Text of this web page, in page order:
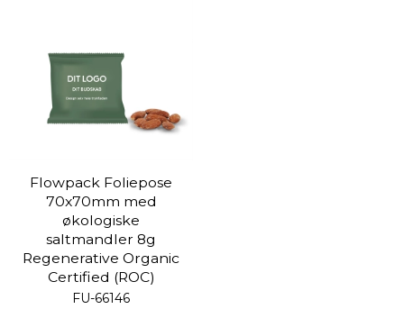
Flowpack Foliepose
70x70mm med
økologiske
saltmandler 8g
Regenerative Organic
Certified (ROC)
FU-66146